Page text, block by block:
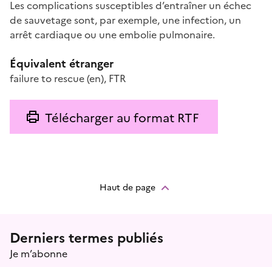
Les complications susceptibles d’entraîner un échec
de sauvetage sont, par exemple, une infection, un
arrêt cardiaque ou une embolie pulmonaire.
Équivalent étranger
failure to rescue(en), FTR
Télécharger au format RTF
Haut de page
Menu prefooter
Derniers termes publiés
Je m’abonne